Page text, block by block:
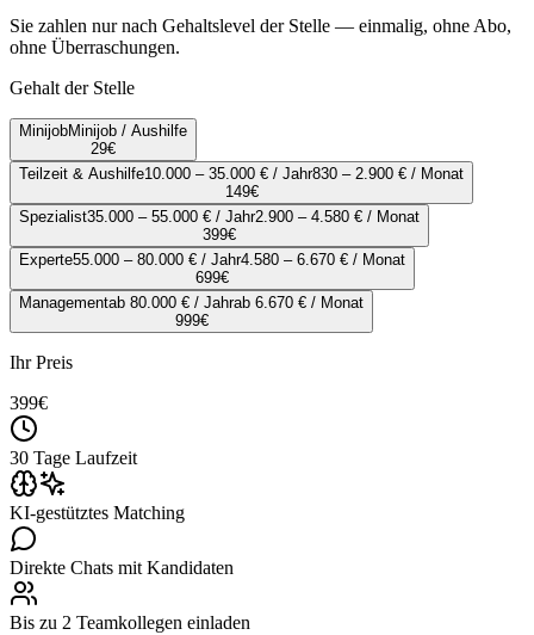
Sie zahlen nur nach Gehaltslevel der Stelle — einmalig, ohne Abo,
ohne Überraschungen.
Gehalt der Stelle
MinijobMinijob / Aushilfe
29€
Teilzeit & Aushilfe10.000 – 35.000 € / Jahr830 – 2.900 € / Monat
149€
Spezialist35.000 – 55.000 € / Jahr2.900 – 4.580 € / Monat
399€
Experte55.000 – 80.000 € / Jahr4.580 – 6.670 € / Monat
699€
Managementab 80.000 € / Jahrab 6.670 € / Monat
999€
Ihr Preis
399€
30 Tage Laufzeit
KI-gestütztes Matching
Direkte Chats mit Kandidaten
Bis zu 2 Teamkollegen einladen